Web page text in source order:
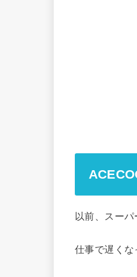
以前、スー
仕事で遅くな